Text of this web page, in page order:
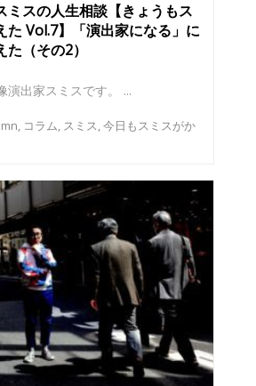
ミスの人生相談【きょうもス
た Vol.7】「演出家になる」に
（その2）
演出家スミスです。 ...
, コラム, スミス,今日もスミスがか